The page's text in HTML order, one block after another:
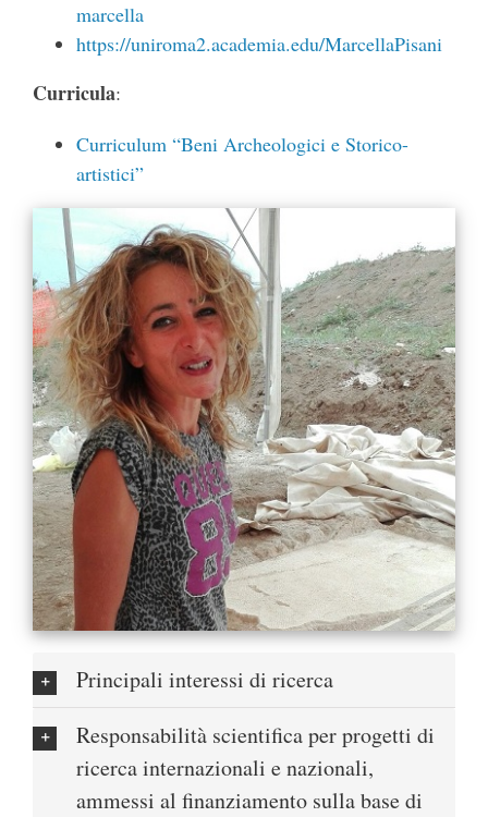
marcella
https://uniroma2.academia.edu/MarcellaPisani
Curricula:
Curriculum “Beni Archeologici e Storico-
artistici”
Principali interessi di ricerca
Responsabilità scientifica per progetti di
ricerca internazionali e nazionali,
ammessi al finanziamento sulla base di